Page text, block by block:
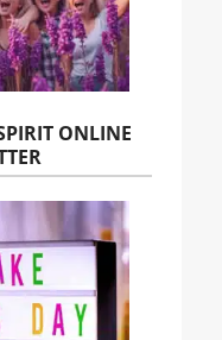
ONLINE